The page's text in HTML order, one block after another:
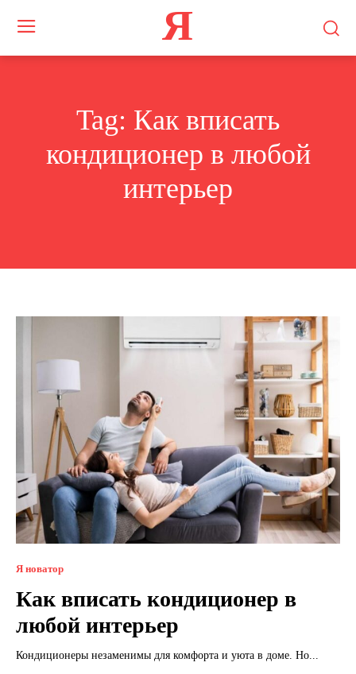
Я
Tag: Как вписать
кондиционер в любой
интерьер
Я новатор
Как вписать кондиционер в
любой интерьер
Кондиционеры незаменимы для комфорта и уюта в доме. Но...